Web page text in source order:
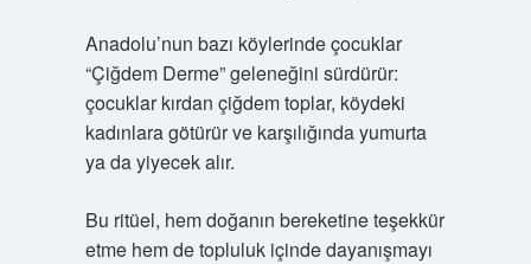
Anadolu’nun bazı köylerinde çocuklar
“Çiğdem Derme” geleneğini sürdürür:
çocuklar kırdan çiğdem toplar, köydeki
kadınlara götürür ve karşılığında yumurta
ya da yiyecek alır.
Bu ritüel, hem doğanın bereketine teşekkür
etme hem de topluluk içinde dayanışmayı